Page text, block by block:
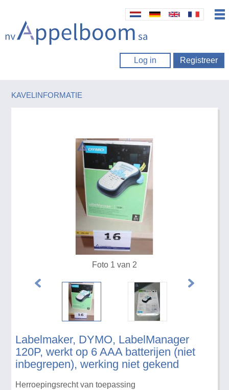
Log in Registreer
KAVELINFORMATIE
Labelmaker, DYMO, LabelManager
120P, werkt op 6 AAA batterijen (niet
inbegrepen), werking niet gekend
Herroepingsrecht van toepassing
Foto 1 van 2